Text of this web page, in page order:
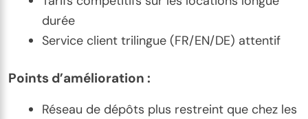
durée
Service client trilingue (FR/EN/DE) attentif
Points d’amélioration :
Réseau de dépôts plus restreint que chez les